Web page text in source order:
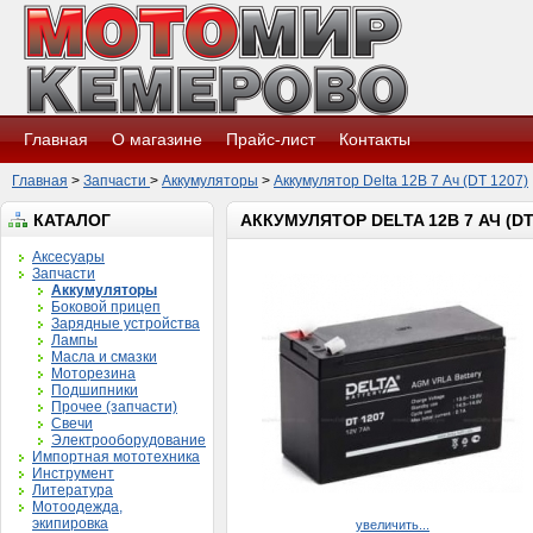
Главная О магазине Прайс-лист Контакты
Главная > Запчасти > Аккумуляторы > Аккумулятор Delta 12В 7 Ач (DT 1207)
КАТАЛОГ
Аксесуары
Запчасти
Аккумуляторы
Боковой прицеп
Зарядные устройства
Лампы
Масла и смазки
Моторезина
Подшипники
Прочее (запчасти)
Свечи
Электрооборудование
Импортная мототехника
Инструмент
Литература
Мотоодежда,
экипировка
АККУМУЛЯТОР DELTA 12В 7 АЧ
увеличить...